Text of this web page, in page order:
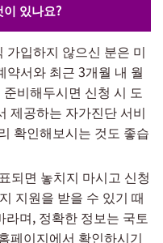
있나요?
가입하지 않으신 분은 미
서와 최근 3개월 내 월
비해두시면 신청 시 도
제공하는 자가진단 서비
확인해보시는 것도 좋습
되면 놓치지 마시고 신청
지원을 받을 수 있기 때
며, 정확한 정보는 국토
페이지에서 확인하시기